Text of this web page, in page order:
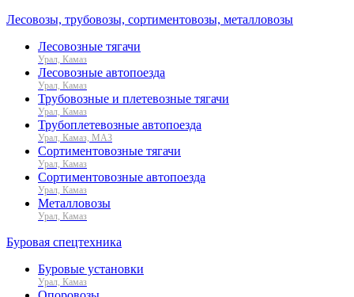
Лесовозы, трубовозы, сортиментовозы, металловозы
Лесовозные тягачи
Урал, Камаз
Лесовозные автопоезда
Урал, Камаз
Трубовозные и плетевозные тягачи
Урал, Камаз
Трубоплетевозные автопоезда
Урал, Камаз, МАЗ
Сортиментовозные тягачи
Урал, Камаз
Сортиментовозные автопоезда
Урал, Камаз
Металловозы
Урал, Камаз
Буровая спецтехника
Буровые установки
Урал, Камаз